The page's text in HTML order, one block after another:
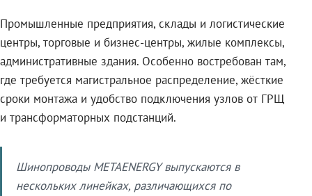
Промышленные предприятия, склады и логистические
центры, торговые и бизнес-центры, жилые комплексы,
административные здания. Особенно востребован там,
где требуется магистральное распределение, жёсткие
сроки монтажа и удобство подключения узлов от ГРЩ
и трансформаторных подстанций.
Шинопроводы METAENERGY выпускаются в
нескольких линейках, различающихся по